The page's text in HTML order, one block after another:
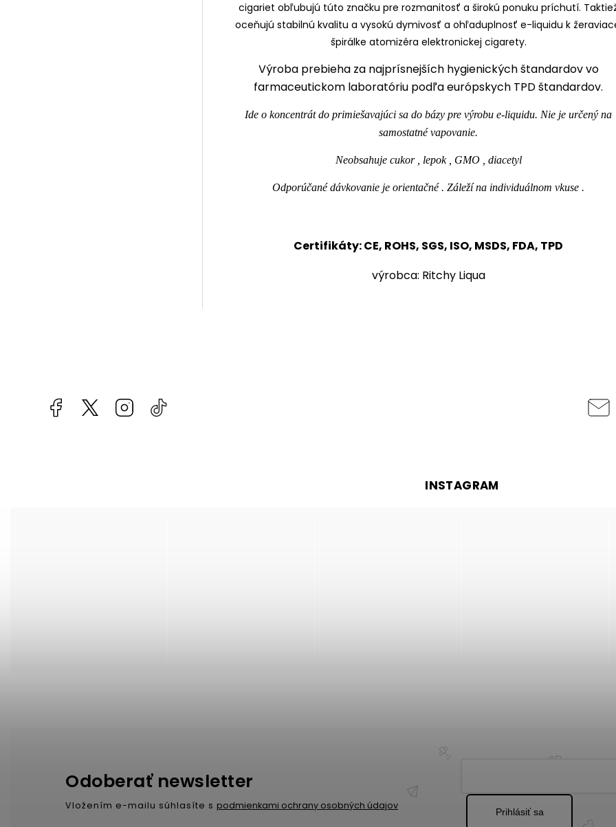
cigariet obľubujú túto značku pre rozmanitosť a širokú ponuku príchutí.
oceňujú stabilnú kvalitu a vysokú dymivosť a ohľaduplnosť e-liquidu k
špirálke atomizéra elektronickej cigarety.
Výroba prebieha za najprísnejších hygienických štandardov vo
farmaceutickom laboratóriu podľa európskych TPD štandardov.
Ide o koncentrát do primiešavajúci sa do bázy pre výrobu e-liquidu. Nie je určený na
samostatné vapovanie.
Neobsahuje cukor , lepok , GMO , diacetyl
Odporúčané dávkovanie je orientačné . Záleží na individuálnom vkuse .
Certifikáty: CE, ROHS, SGS, ISO, MSDS, FDA, TPD
výrobca: Ritchy Liqua
Facebookkzifcak85131Instagram
INSTAGRAM
Odoberať newsletter
Vložením e-mailu súhlasíte s podmienkami ochrany osobných údajov
Prihlásiť sa